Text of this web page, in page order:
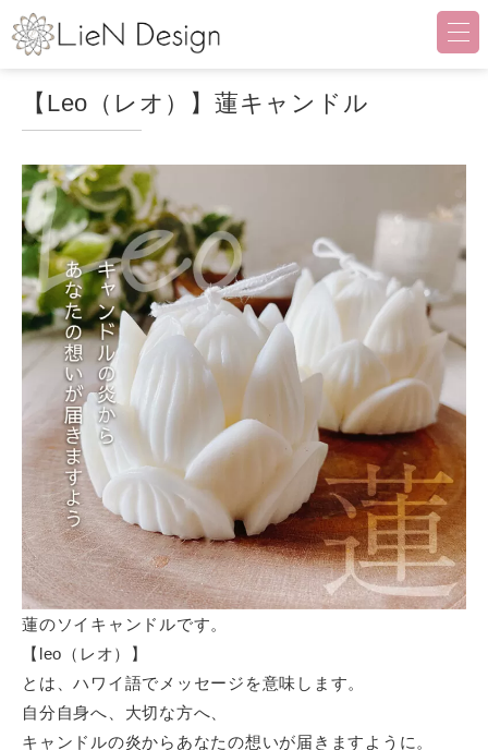
LieN Design（リアンデザイン
【Leo（レオ）】蓮キャンドル
蓮のソイキャンドルです。
【leo（レオ）】
とは、ハワイ語でメッセージを意味します。
自分自身へ、大切な方へ、
キャンドルの炎からあなたの想いが届きますように。